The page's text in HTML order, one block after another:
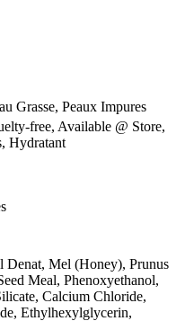
Grasse, Peaux Impures
free, Available @ Store,
Hydratant
Mel (Honey), Prunus
Meal, Phenoxyethanol,
Calcium Chloride,
Ethylhexylglycerin,